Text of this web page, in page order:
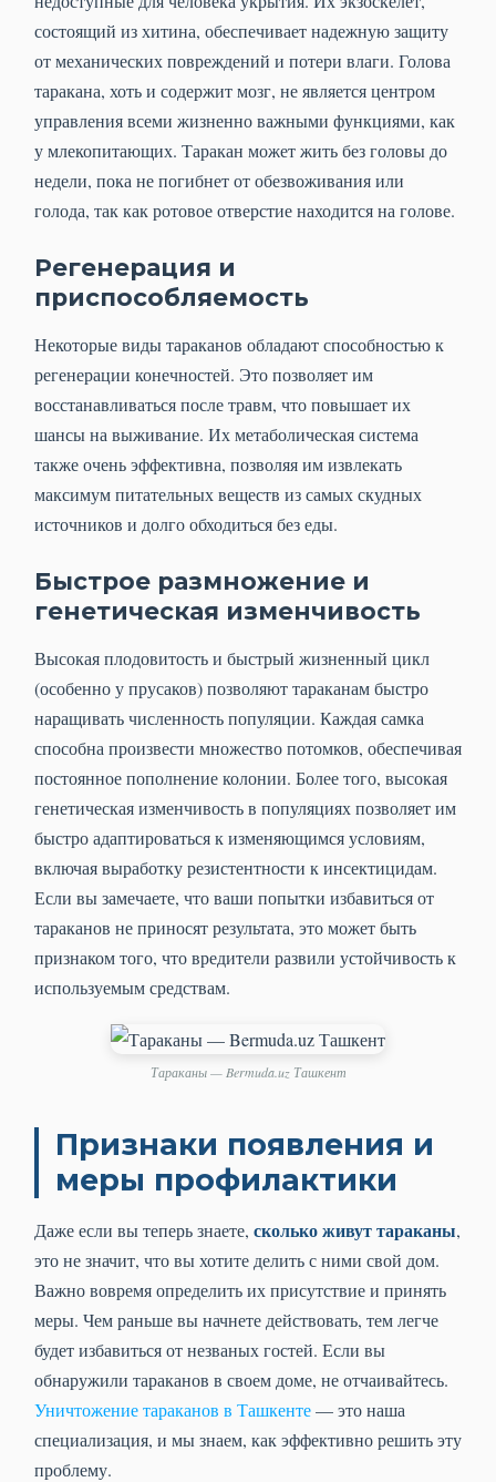
состоящий из хитина, обеспечивает надежную защиту
от механических повреждений и потери влаги. Голова
таракана, хоть и содержит мозг, не является центром
управления всеми жизненно важными функциями, как
у млекопитающих. Таракан может жить без головы до
недели, пока не погибнет от обезвоживания или
голода, так как ротовое отверстие находится на голове.
Регенерация и
приспособляемость
Некоторые виды тараканов обладают способностью к
регенерации конечностей. Это позволяет им
восстанавливаться после травм, что повышает их
шансы на выживание. Их метаболическая система
также очень эффективна, позволяя им извлекать
максимум питательных веществ из самых скудных
источников и долго обходиться без еды.
Быстрое размножение и
генетическая изменчивость
Высокая плодовитость и быстрый жизненный цикл
(особенно у прусаков) позволяют тараканам быстро
наращивать численность популяции. Каждая самка
способна произвести множество потомков, обеспечивая
постоянное пополнение колонии. Более того, высокая
генетическая изменчивость в популяциях позволяет им
быстро адаптироваться к изменяющимся условиям,
включая выработку резистентности к инсектицидам.
Если вы замечаете, что ваши попытки избавиться от
тараканов не приносят результата, это может быть
признаком того, что вредители развили устойчивость к
используемым средствам.
Тараканы — Bermuda.uz Ташкент
Признаки появления и
меры профилактики
Даже если вы теперь знаете, сколько живут тараканы,
это не значит, что вы хотите делить с ними свой дом.
Важно вовремя определить их присутствие и принять
меры. Чем раньше вы начнете действовать, тем легче
будет избавиться от незваных гостей. Если вы
обнаружили тараканов в своем доме, не отчаивайтесь.
Уничтожение тараканов в Ташкенте— это наша
специализация, и мы знаем, как эффективно решить эту
проблему.